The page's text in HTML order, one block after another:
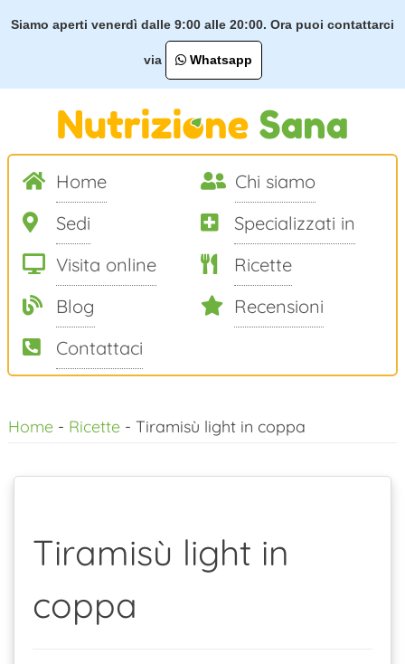
Siamo aperti venerdì dalle 9:00 alle 20:00. Ora puoi contattarci
via Whatsapp
Home
Chi siamo
Sedi
Specializzati in
Visita online
Ricette
Blog
Recensioni
Contattaci
alHome- Ricette- Tiramisù light in coppa
Tiramisù light in
coppa